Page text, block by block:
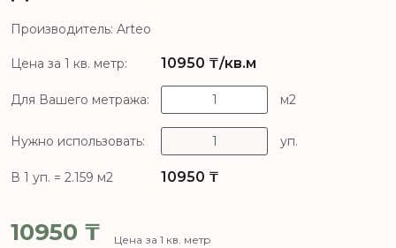
Производитель: Arteo
Цена за 1 кв. метр: 10950 ₸/кв.м
Для Вашего метража: м2
Нужно использовать: уп.
В 1 уп. = 2.159 м2 10950 ₸
10950 ₸ Цена за 1 кв. метр